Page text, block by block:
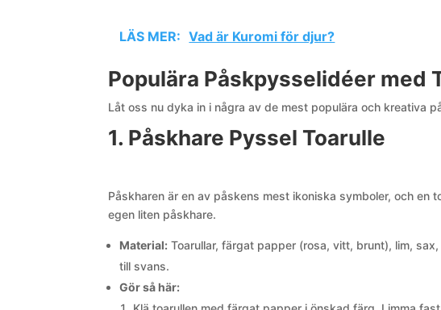
LÄS MER: Vad är Kuromi för djur?
Populära Påskpysselidéer med
Låt oss nu dyka in i några av de mest populära och kreativa
1. Påskhare Pyssel Toarulle
Påskharen är en av påskens mest ikoniska symboler, och
egen liten påskhare.
Material: Toarullar, färgat papper (rosa, vitt, brunt), lim,
till svans.
Gör så här: